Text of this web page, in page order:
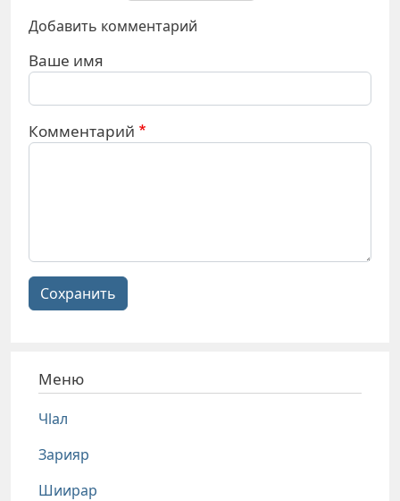
Добавить комментарий
Ваше имя
Комментарий
Сохранить
Меню
Чlал
Зарияр
Шиирар